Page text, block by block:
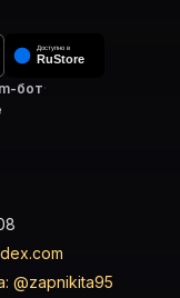
бот·
@zapnikita95